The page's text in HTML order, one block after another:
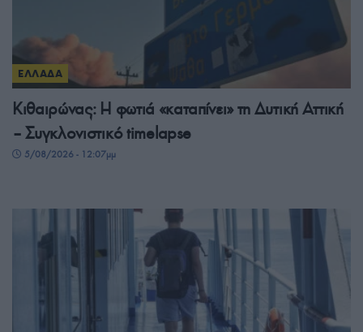
ΕΛΛΑΔΑ
Κιθαιρώνας: Η φωτιά «καταπίνει» τη Δυτική Αττική
– Συγκλονιστικό timelapse
5/08/2026 - 12:07μμ